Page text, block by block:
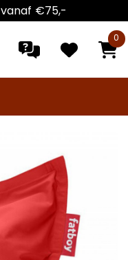
vanaf €75,-
0